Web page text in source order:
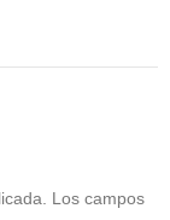
Los campos